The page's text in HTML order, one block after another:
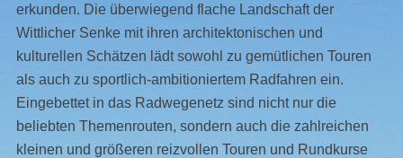
erkunden. Die überwiegend flache Landschaft der
Wittlicher Senke mit ihren architektonischen und
kulturellen Schätzen lädt sowohl zu gemütlichen Touren
als auch zu sportlich-ambitioniertem Radfahren ein.
Eingebettet in das Radwegenetz sind nicht nur die
beliebten Themenrouten, sondern auch die zahlreichen
kleinen und größeren reizvollen Touren und Rundkurse